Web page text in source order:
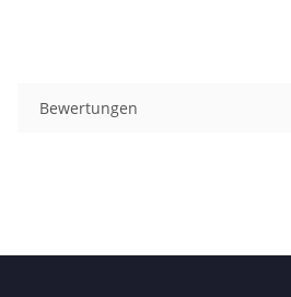
Bewertungen